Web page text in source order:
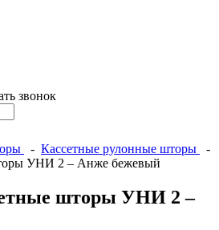
звонок
- Кассетные рулонные шторы
-
УНИ 2 – Анже бежевый
шторы УНИ 2 –